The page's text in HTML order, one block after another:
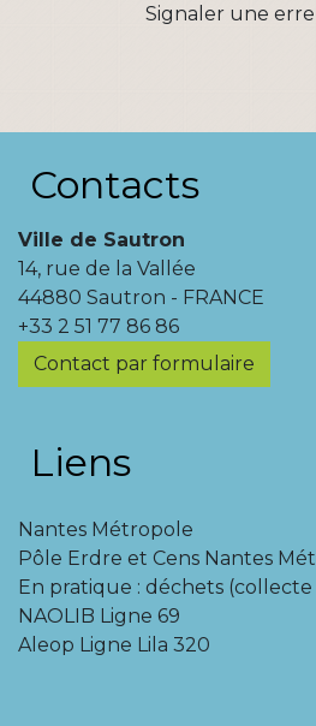
Signaler une
Contacts
Ville de Sautron
14, rue de la Vallée
44880 Sautron - FRANCE
+33 2 51 77 86 86
Contact par formulaire
Liens
Nantes Métropole
Pôle Erdre et Cens Nantes
En pratique : déchets
NAOLIB Ligne 69
Aleop Ligne Lila 320